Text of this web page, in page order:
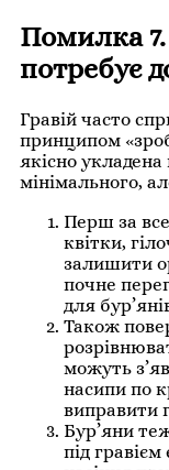
Помилка
потребує
Гравій часто
принципом
якісно
мінімального,
Перш за
квітки,
залишити
почне
для
Також
можуть
насипи по
виправити
Бур’яни
під